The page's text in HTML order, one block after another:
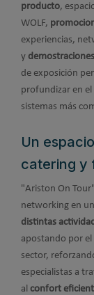
producto,
WOLF,
experiencias,
y
de exposición
profundizar en
sistemas más
Un
catering y
"Ariston On
networking en
distintas
apostando por
sector,
especialistas a
al confort